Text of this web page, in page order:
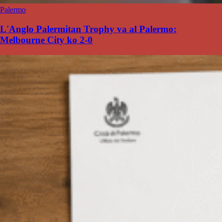
Palermo
L'Anglo Palermitan Trophy va al Palermo:
Melbourne City ko 2-0